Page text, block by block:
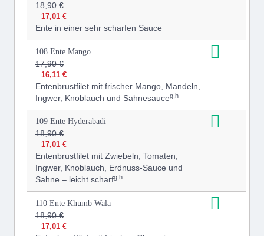
18,90 €
17,01 €
Ente in einer sehr scharfen Sauce
108 Ente Mango
17,90 €
16,11 €
Entenbrustfilet mit frischer Mango, Mandeln,
Ingwer, Knoblauch und Sahnesauceg,h
109 Ente Hyderabadi
18,90 €
17,01 €
Entenbrustfilet mit Zwiebeln, Tomaten,
Ingwer, Knoblauch, Erdnuss-Sauce und
Sahne – leicht scharfg,h
110 Ente Khumb Wala
18,90 €
17,01 €